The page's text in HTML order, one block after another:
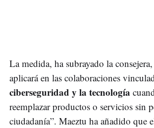
La medida, ha subrayado la
aplicará en las colaboraciones
ciberseguridad y la tecnología
reemplazar productos o servicios sin
ciudadanía”. Maeztu ha añadido que